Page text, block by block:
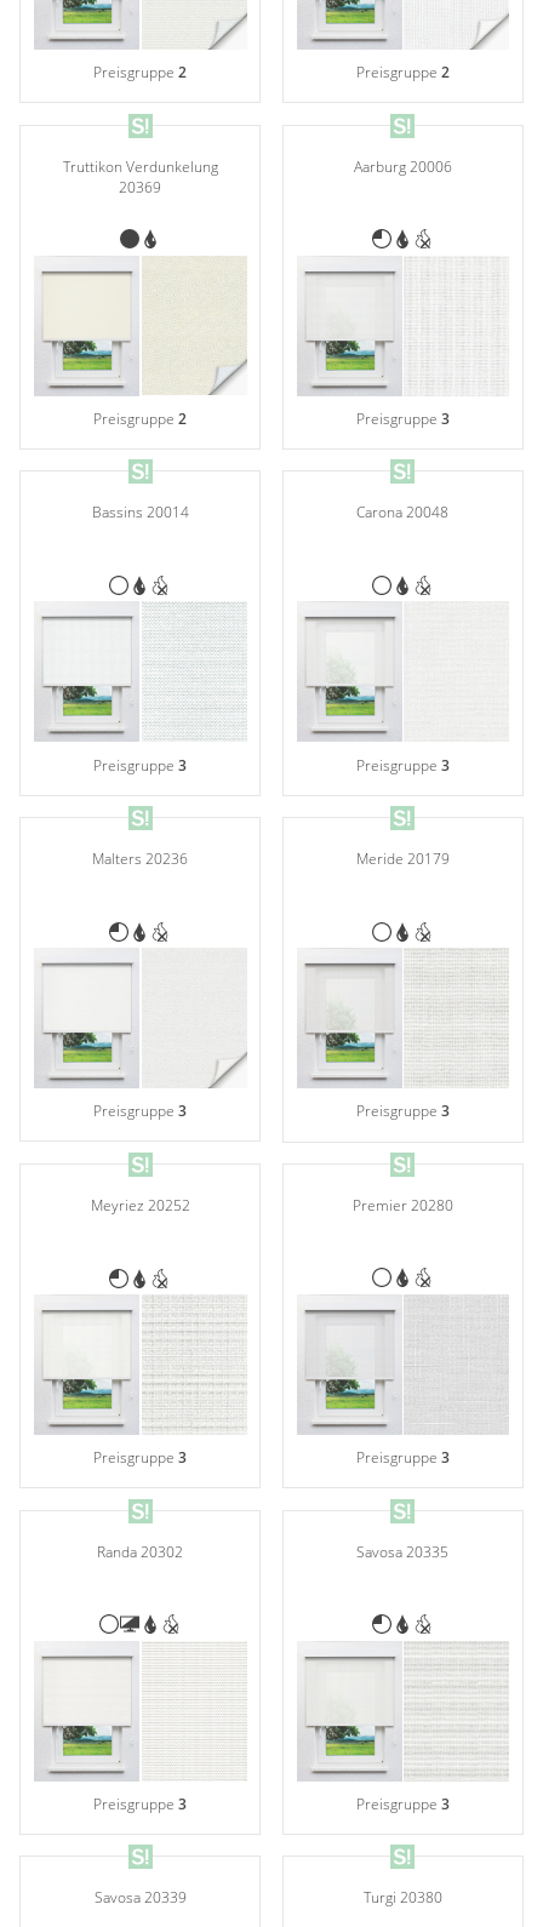
Preisgruppe2 Preisgruppe 2
Truttikon Verdunkelung
20369
Preisgruppe2
Aarburg 20006
Preisgruppe 3
Bassins 20014
Preisgruppe3
Carona 20048
Preisgruppe 3
Malters 20236
Preisgruppe3
Meride 20179
Preisgruppe 3
Meyriez 20252
Preisgruppe3
Premier 20280
Preisgruppe 3
Randa 20302
Preisgruppe3
Savosa 20335
Preisgruppe 3
Savosa 20339 Turgi 20380